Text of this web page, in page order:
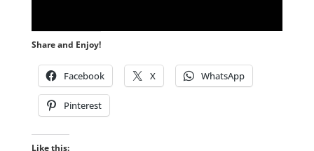
Share and Enjoy!
Facebook X WhatsApp
Pinterest
Like this: